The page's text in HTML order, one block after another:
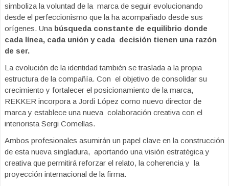
simboliza la voluntad de la marca de seguir evolucionando
desde el perfeccionismo que la ha acompañado desde sus
orígenes. Una búsqueda constante de equilibrio donde
cada línea, cada unión y cada decisión tienen una razón
de ser.
La evolución de la identidad también se traslada a la propia
estructura de la compañía. Con el objetivo de consolidar su
crecimiento y fortalecer el posicionamiento de la marca,
REKKER incorpora a Jordi López como nuevo director de
marca y establece una nueva colaboración creativa con el
interiorista Sergi Comellas.
Ambos profesionales asumirán un papel clave en la construcción
de esta nueva singladura, aportando una visión estratégica y
creativa que permitirá reforzar el relato, la coherencia y la
proyección internacional de la firma.